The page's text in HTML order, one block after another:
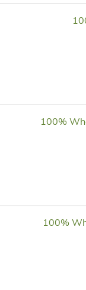
100%
100%